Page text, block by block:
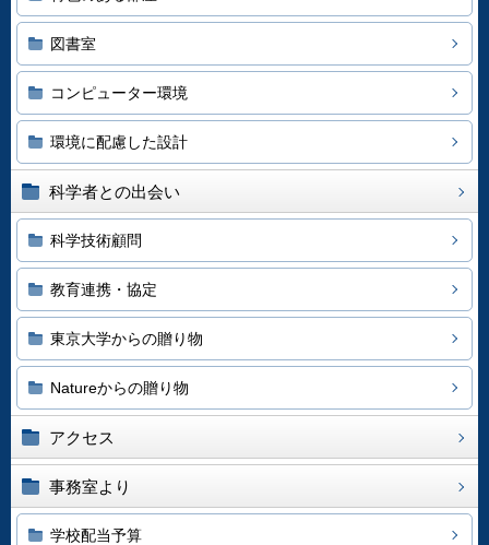
図書室
コンピューター環境
環境に配慮した設計
科学者との出会い
科学技術顧問
教育連携・協定
東京大学からの贈り物
Natureからの贈り物
アクセス
事務室より
学校配当予算